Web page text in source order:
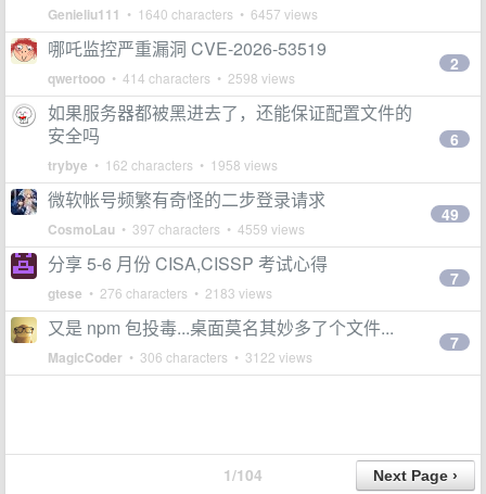
Genieliu111 • 1640 characters • 6457 views
哪吒监控严重漏洞 CVE-2026-53519
qwertooo • 414 characters • 2598 views
2
如果服务器都被黑进去了，还能保证配置文件的
安全吗
trybye • 162 characters • 1958 views
6
微软帐号频繁有奇怪的二步登录请求
CosmoLau • 397 characters • 4559 views
49
分享 5-6 月份 CISA,CISSP 考试心得
gtese • 276 characters • 2183 views
7
又是 npm 包投毒...桌面莫名其妙多了个文件...
MagicCoder • 306 characters • 3122 views
7
1/104